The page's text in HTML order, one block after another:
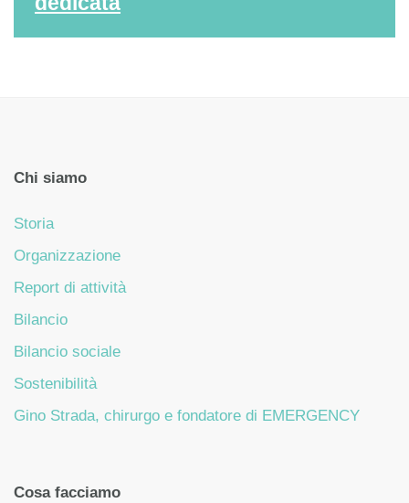
Chi siamo
Storia
Organizzazione
Report di attività
Bilancio
Bilancio sociale
Sostenibilità
Gino Strada, chirurgo e fondatore di EMERGENCY
Cosa facciamo